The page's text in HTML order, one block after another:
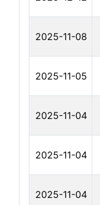
2025-11-08
2025-11-05
2025-11-04
2025-11-04
2025-11-04